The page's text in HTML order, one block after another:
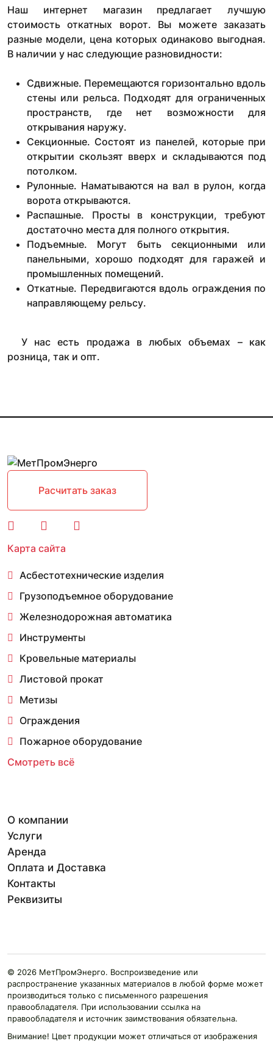
Наш интернет магазин предлагает лучшую
стоимость откатных ворот. Вы можете заказать
разные модели, цена которых одинаково выгодная.
В наличии у нас следующие разновидности:
Сдвижные. Перемещаются горизонтально вдоль
стены или рельса. Подходят для ограниченных
пространств, где нет возможности для
открывания наружу.
Секционные. Состоят из панелей, которые при
открытии скользят вверх и складываются под
потолком.
Рулонные. Наматываются на вал в рулон, когда
ворота открываются.
Распашные. Просты в конструкции, требуют
достаточно места для полного открытия.
Подъемные. Могут быть секционными или
панельными, хорошо подходят для гаражей и
промышленных помещений.
Откатные. Передвигаются вдоль ограждения по
направляющему рельсу.
У нас есть продажа в любых объемах – как
розница, так и опт.
Расчитать заказ
Карта сайта
Асбестотехнические изделия
Грузоподъемное оборудование
Железнодорожная автоматика
Инструменты
Кровельные материалы
Листовой прокат
Метизы
Ограждения
Пожарное оборудование
Смотреть всё
О компании
Услуги
Аренда
Оплата и Доставка
Контакты
Реквизиты
© 2026 МетПромЭнерго. Воспроизведение или
распространение указанных материалов в любой форме может
производиться только с письменного разрешения
правообладателя. При использовании ссылка на
правообладателя и источник заимствования обязательна.
Внимание! Цвет продукции может отличаться от изображения